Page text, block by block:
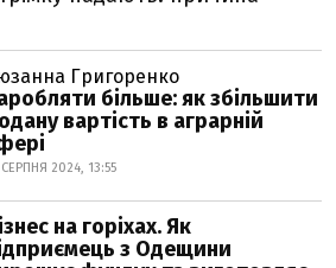
Григоренко
більше: як збільшити
вартість в аграрній
СЕРПНЯ 2024, 13:55
на горіхах. Як
з Одещини